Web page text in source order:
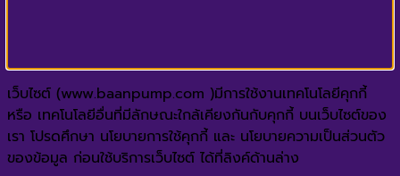
เว็บไซต์ (www.baanpump.com )มีการใช้งานเทคโนโลยีคุกกี้
หรือ เทคโนโลยีอื่นที่มีลักษณะใกล้เคียงกันกับคุกกี้ บนเว็บไซต์ของ
เรา โปรดศึกษา นโยบายการใช้คุกกี้ และ นโยบายความเป็นส่วนตัว
ของข้อมูล ก่อนใช้บริการเว็บไซต์ ได้ที่ลิงค์ด้านล่าง